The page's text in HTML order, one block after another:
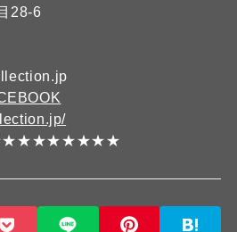
28-6